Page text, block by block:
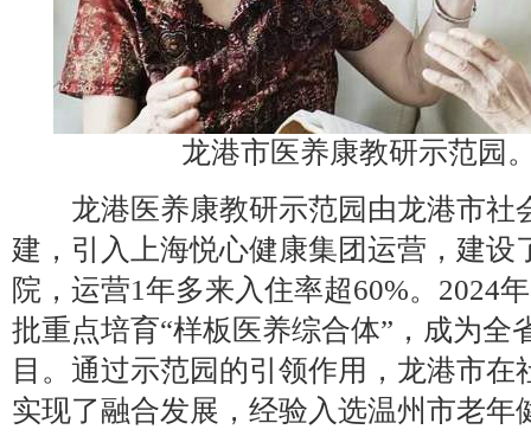
龙港市医养康教研示范园
龙港医养康教研示范园由龙港市社
建，引入上海悦心健康集团运营，建设
院，运营1年多来入住率超60%。2024
批重点培育“样板医养综合体”，成为全
目。通过示范园的引领作用，龙港市
实现了融合发展，经验入选温州市老年